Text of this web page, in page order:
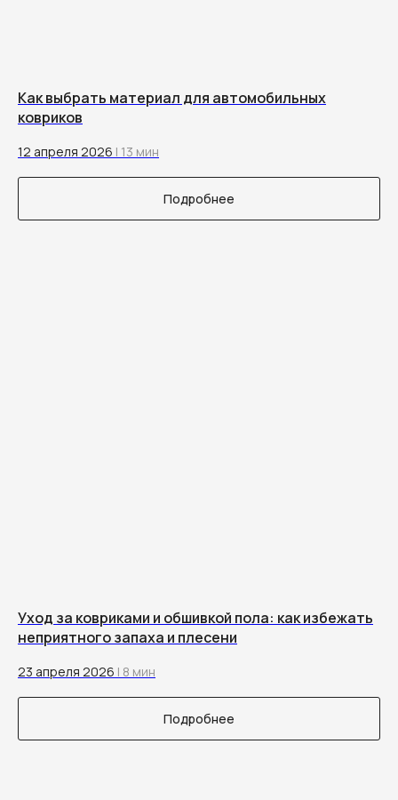
Как выбрать материал для автомобильных
ковриков
12 апреля 2026 | 13 мин
Подробнее
Уход за ковриками и обшивкой пола: как избежать
неприятного запаха и плесени
23 апреля 2026 | 8 мин
Подробнее